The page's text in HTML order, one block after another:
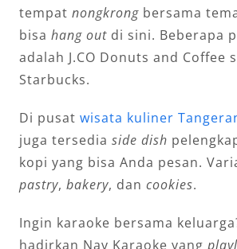
tempat nongkrongbersama
bisa hang outdi sini. Beberapa
adalah J.CO Donuts and Coffee
Starbucks.
Di pusat wisata kuliner
juga tersedia side dish
kopi yang bisa Anda pesan.
pastry, bakery, dan cookies.
Ingin karaoke bersama
hadirkan Nav Karaoke yang